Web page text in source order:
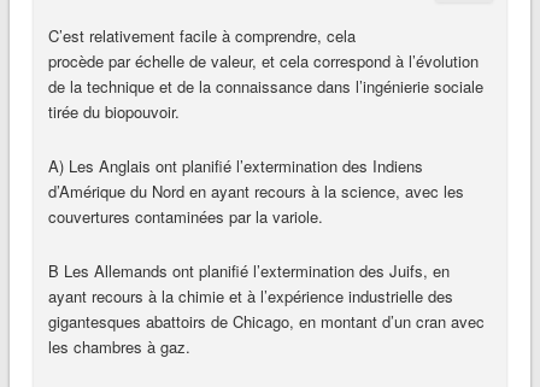
C’est relativement facile à comprendre, cela
procède par échelle de valeur, et cela correspond à l’évolution
de la technique et de la connaissance dans l’ingénierie sociale
tirée du biopouvoir.
A) Les Anglais ont planifié l’extermination des Indiens
d’Amérique du Nord en ayant recours à la science, avec les
couvertures contaminées par la variole.
B Les Allemands ont planifié l’extermination des Juifs, en
ayant recours à la chimie et à l’expérience industrielle des
gigantesques abattoirs de Chicago, en montant d’un cran avec
les chambres à gaz.